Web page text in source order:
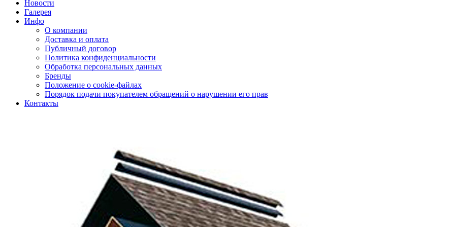
Новости
Галерея
Инфо
О компании
Доставка и оплата
Публичный договор
Политика конфиденциальности
Обработка персональных данных
Бренды
Положение о cookie-файлах
Порядок подачи покупателем обращений о нарушении его прав
Контакты